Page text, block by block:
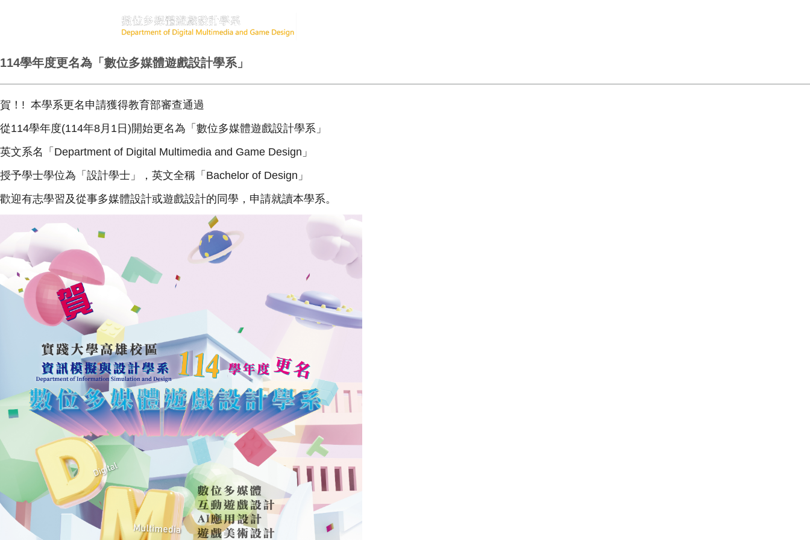
114學年度更名為「數位多媒體遊戲設計學系」
賀！! 本學系更名申請獲得教育部審查通過
從114學年度(114年8月1日)開始更名為「數位多媒體遊戲設計學系」
英文系名「Department of Digital Multimedia and Game Design」
授予學士學位為「設計學士」，英文全稱「Bachelor of Design」
歡迎有志學習及從事多媒體設計或遊戲設計的同學，申請就讀本學系。